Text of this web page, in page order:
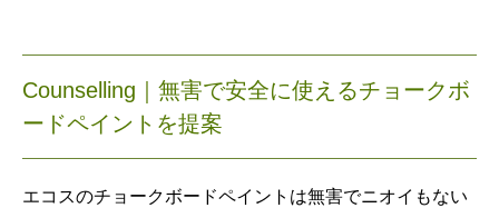
Counselling｜無害で安全に使えるチョークボ
ードペイントを提案
エコスのチョークボードペイントは無害でニオイもない